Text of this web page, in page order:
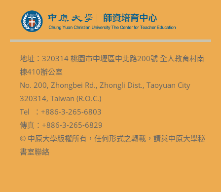
地址：320314 桃園市中壢區中北路200號 全人教育村南
棟410辦公室
No. 200, Zhongbei Rd., Zhongli Dist., Taoyuan City
320314, Taiwan (R.O.C.)
Tel ：+886-3-265-6803
傳真：+886-3-265-6829
© 中原大學版權所有，任何形式之轉載，請與中原大學秘
書室聯絡